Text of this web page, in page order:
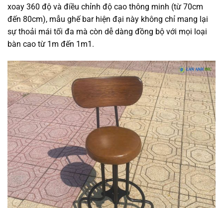
xoay 360 độ và điều chỉnh độ cao thông minh (từ 70cm
đến 80cm), mẫu ghế bar hiện đại này không chỉ mang lại
sự thoải mái tối đa mà còn dễ dàng đồng bộ với mọi loại
bàn cao từ 1m đến 1m1.